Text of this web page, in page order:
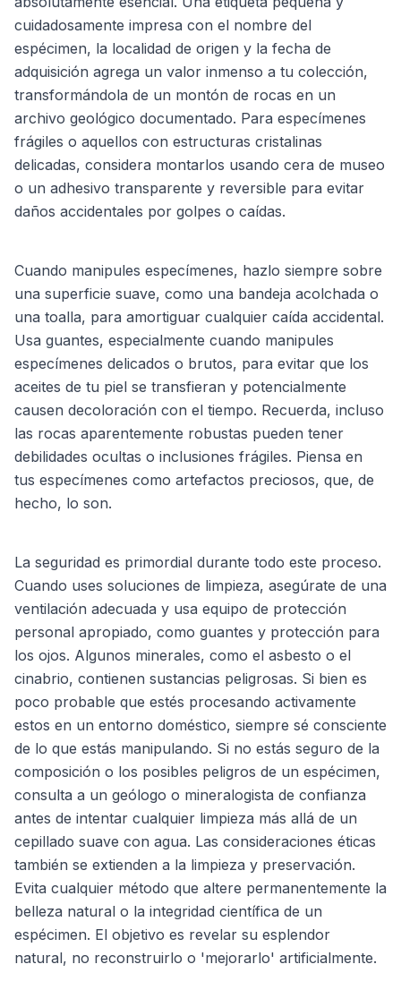
cuidadosamente impresa con el nombre del
espécimen, la localidad de origen y la fecha de
adquisición agrega un valor inmenso a tu colección,
transformándola de un montón de rocas en un
archivo geológico documentado. Para especímenes
frágiles o aquellos con estructuras cristalinas
delicadas, considera montarlos usando cera de museo
o un adhesivo transparente y reversible para evitar
daños accidentales por golpes o caídas.
Cuando manipules especímenes, hazlo siempre sobre
una superficie suave, como una bandeja acolchada o
una toalla, para amortiguar cualquier caída accidental.
Usa guantes, especialmente cuando manipules
especímenes delicados o brutos, para evitar que los
aceites de tu piel se transfieran y potencialmente
causen decoloración con el tiempo. Recuerda, incluso
las rocas aparentemente robustas pueden tener
debilidades ocultas o inclusiones frágiles. Piensa en
tus especímenes como artefactos preciosos, que, de
hecho, lo son.
La seguridad es primordial durante todo este proceso.
Cuando uses soluciones de limpieza, asegúrate de una
ventilación adecuada y usa equipo de protección
personal apropiado, como guantes y protección para
los ojos. Algunos minerales, como el asbesto o el
cinabrio, contienen sustancias peligrosas. Si bien es
poco probable que estés procesando activamente
estos en un entorno doméstico, siempre sé consciente
de lo que estás manipulando. Si no estás seguro de la
composición o los posibles peligros de un espécimen,
consulta a un geólogo o mineralogista de confianza
antes de intentar cualquier limpieza más allá de un
cepillado suave con agua. Las consideraciones éticas
también se extienden a la limpieza y preservación.
Evita cualquier método que altere permanentemente la
belleza natural o la integridad científica de un
espécimen. El objetivo es revelar su esplendor
natural, no reconstruirlo o 'mejorarlo' artificialmente.